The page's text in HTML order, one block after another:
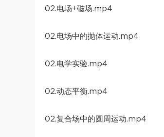
02.电场+磁场.mp4
02.电场中的抛体运动.mp4
02.电学实验.mp4
02.动态平衡.mp4
02.复合场中的圆周运动.mp4